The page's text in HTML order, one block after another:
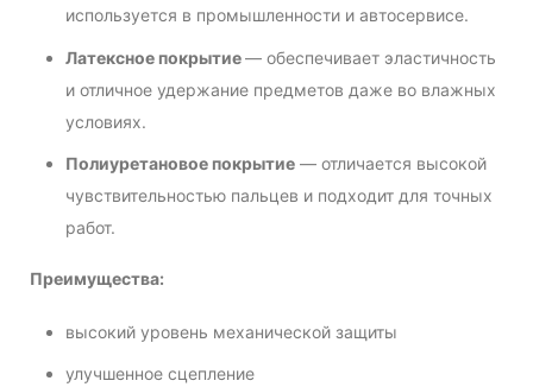
используется в промышленности и автосервисе.
Латексное покрытие— обеспечивает эластичность
и отличное удержание предметов даже во влажных
условиях.
Полиуретановое покрытие — отличается высокой
чувствительностью пальцев и подходит для точных
работ.
Преимущества:
высокий уровень механической защиты
улучшенное сцепление